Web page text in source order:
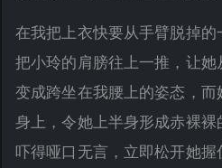
在我把上衣快要从手臂脱掉
把小玲的肩膀往上一推，让她
变成跨坐在我腰上的姿态，
身上，令她上半身形成赤裸
吓得哑口无言，立即松开她